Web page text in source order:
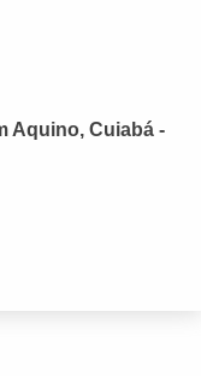
Aquino, Cuiabá -